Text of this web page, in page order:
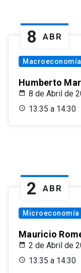
8 ABR
Macroeconomía
Humberto
8 de Abril de
13:35 a 14:30
2 ABR
Microeconomía
Mauricio
2 de Abril de
13:35 a 14:30